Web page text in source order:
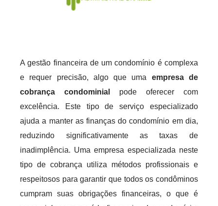
A gestão financeira de um condomínio é complexa
e requer precisão, algo que uma empresa de
cobrança condominial
pode oferecer com
excelência. Este tipo de serviço especializado
ajuda a manter as finanças do condomínio em dia,
reduzindo significativamente as taxas de
inadimplência. Uma empresa especializada neste
tipo de cobrança utiliza métodos profissionais e
respeitosos para garantir que todos os condôminos
cumpram suas obrigações financeiras, o que é